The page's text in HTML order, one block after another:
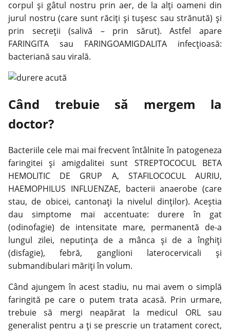
corpul și gâtul nostru prin aer, de la alți oameni din
jurul nostru (care sunt răciți și tușesc sau strănută) și
prin secreții (salivă – prin sărut). Astfel apare
FARINGITA sau FARINGOAMIGDALITA infecțioasă:
bacteriană sau virală.
Când trebuie să mergem la
doctor?
Bacteriile cele mai mai frecvent întâlnite în patogeneza
faringitei și amigdalitei sunt STREPTOCOCUL BETA
HEMOLITIC DE GRUP A, STAFILOCOCUL AURIU,
HAEMOPHILUS INFLUENZAE, bacterii anaerobe (care
stau, de obicei, cantonați la nivelul dinților). Aceștia
dau simptome mai accentuate: durere în gat
(odinofagie) de intensitate mare, permanentă de-a
lungul zilei, neputința de a mânca și de a înghiți
(disfagie), febră, ganglioni laterocervicali și
submandibulari măriți în volum.
Când ajungem în acest stadiu, nu mai avem o simplă
faringită pe care o putem trata acasă. Prin urmare,
trebuie să mergi neapărat la medicul ORL sau
generalist pentru a ţi se prescrie un tratament corect,